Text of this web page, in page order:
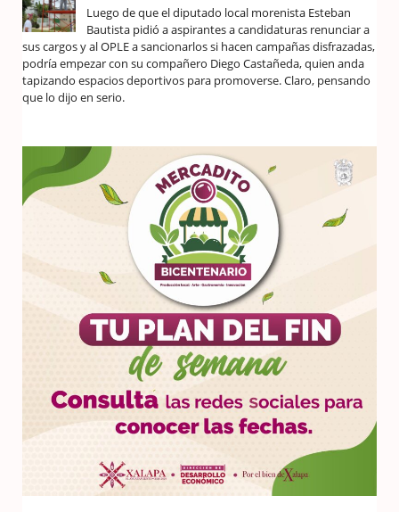
Luego de que el diputado local morenista Esteban
Bautista pidió a aspirantes a candidaturas renunciar a
sus cargos y al OPLE a sancionarlos si hacen campañas disfrazadas,
podría empezar con su compañero Diego Castañeda, quien anda
tapizando espacios deportivos para promoverse. Claro, pensando
que lo dijo en serio.